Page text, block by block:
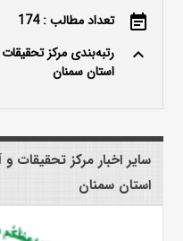
event_note تعداد مطالب : 174
keyboard_arrow_up
رتبه‌بندی مرکز
استان سمنان
سایر اخبار مرکز
استان سمنان